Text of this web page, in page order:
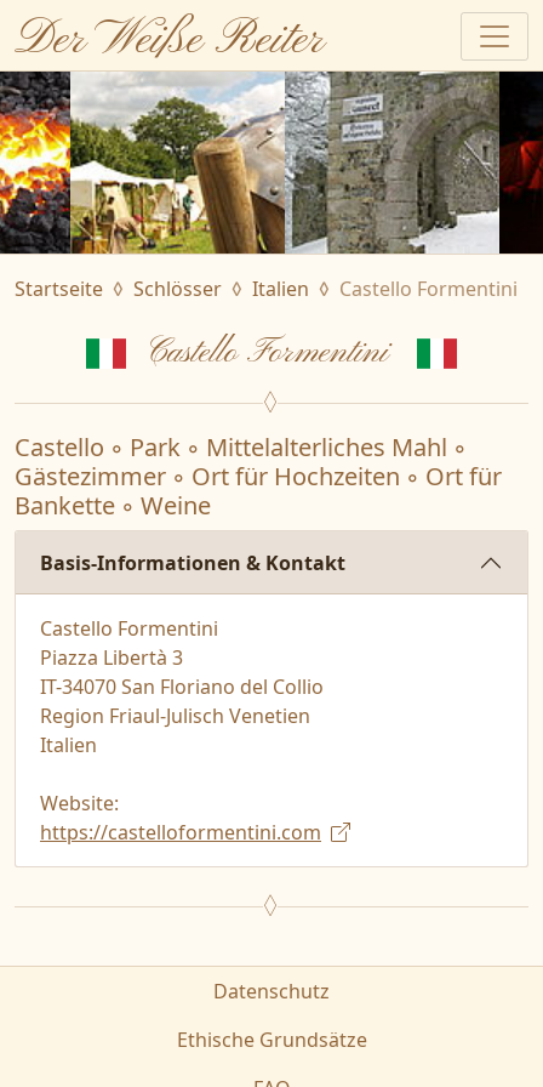
Der Weiße Reiter
Startseite Schlösser Italien Castello Formentini
Castello Formentini
Castello ◦ Park ◦ Mittelalterliches Mahl ◦
Gästezimmer ◦ Ort für Hochzeiten ◦ Ort für
Bankette ◦ Weine
Basis-Informationen & Kontakt
Castello Formentini
Piazza Libertà 3
IT-34070 San Floriano del Collio
Region Friaul-Julisch Venetien
Italien
Website:
https://castelloformentini.com
Datenschutz
Ethische Grundsätze